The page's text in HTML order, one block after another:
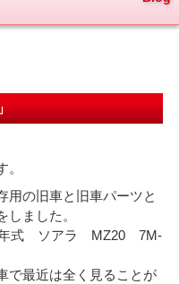
用の旧車と旧車パーツと
ました。
年式 ソアラ MZ20 7M-
で最近は全く見ることが